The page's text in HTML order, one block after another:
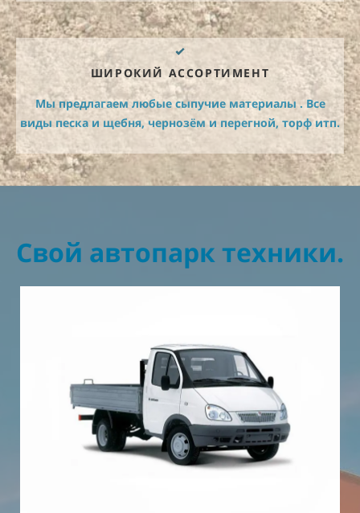
ШИРОКИЙ АССОРТИМЕНТ
Мы предлагаем любые сыпучие материалы . Все
виды песка и щебня, чернозём и перегной, торф итп.
Свой автопарк техники.